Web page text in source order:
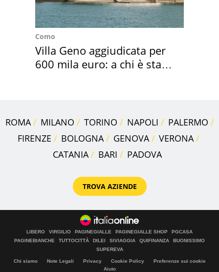
Como
Villa Geno aggiudicata per
600 mila euro: a chi è stata
ROMA MILANO TORINO NAPOLI
PALERMO
FIRENZE
BOLOGNA GENOVA
VERONA
CATANIA
BARI PADOVA
TROVA AZIENDE
LIBERO VIRGILIO PAGINEGIALLE PAGINEGIALLE SHOP
PGCASA
PAGINEBIANCHE
TUTTOCITTÀ DILEI SIVIAGGIA QUIFINANZA
BUONISSIMO
SUPEREVA
Chi siamo Note Legali Privacy Cookie Policy
Preferenze sui cookie
Aiuto